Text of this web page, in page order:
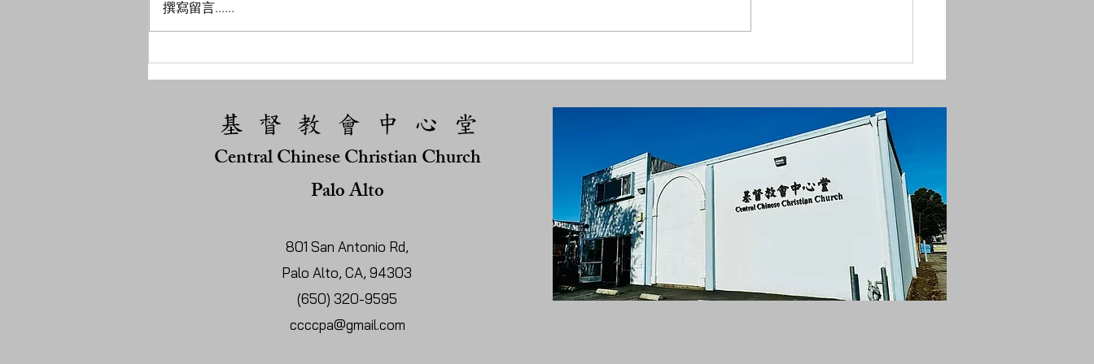
撰寫留言......
Central Chinese Christian Church
Palo Alto
基 督 教 會 中 心 堂
801 San Antonio Rd,
Palo Alto, CA, 94303
(650) 320-9595
ccccpa@gmail.com